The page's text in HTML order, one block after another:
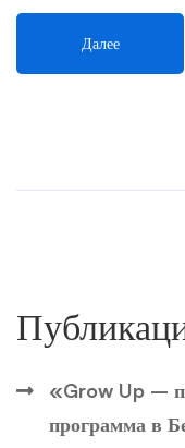
Далее
«Grow Up –
программа в